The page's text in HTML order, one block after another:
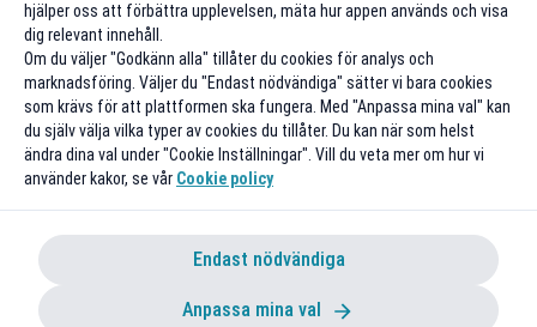
hjälper oss att förbättra upplevelsen, mäta hur appen används och visa
dig relevant innehåll.
Om du väljer "Godkänn alla" tillåter du cookies för analys och
marknadsföring. Väljer du "Endast nödvändiga" sätter vi bara cookies
som krävs för att plattformen ska fungera. Med "Anpassa mina val" kan
du själv välja vilka typer av cookies du tillåter. Du kan när som helst
ändra dina val under "Cookie Inställningar". Vill du veta mer om hur vi
använder kakor, se vår Cookie policy
Endast nödvändiga
Anpassa mina val